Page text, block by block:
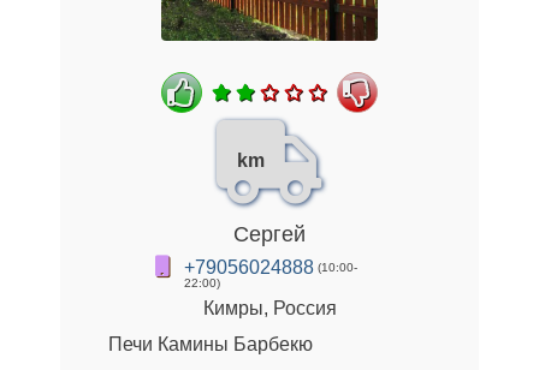
km
Сергей
+79056024888 (10:00-
22:00)
Кимры, Россия
Печи Камины Барбекю